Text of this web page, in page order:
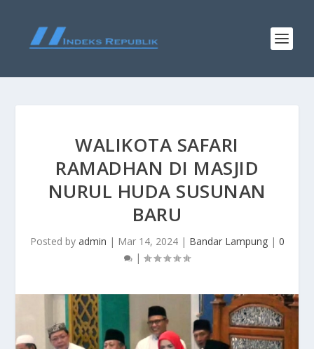
WALIKOTA SAFARI
RAMADHAN DI MASJID
NURUL HUDA SUSUNAN
BARU
Posted by admin | Mar 14, 2024| Bandar Lampung| 0
|